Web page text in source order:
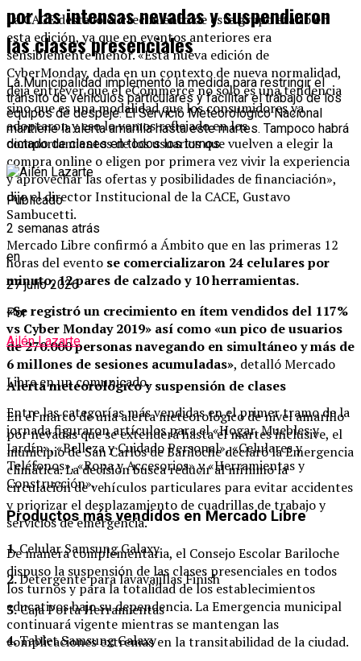
La CACE destacó el crecimiento de este grupo etario en
esta edición, ya que en eventos anteriores era
sensiblemente menor. «Esta nueva edición de
CyberMonday, dada en un contexto de nueva normalidad,
deja entrever que el eCommerce no solo es una tendencia
sino que es una modalidad que los consumidores ya
adoptaron y eso lo vemos reflejado en los
comportamientos de los usuarios que vuelven a elegir la
compra online o eligen por primera vez vivir la experiencia
y aprovechar las ofertas y posibilidades de financiación»,
dijo el director Institucional de la CACE, Gustavo
Sambucetti.
Mercado Libre confirmó a Ámbito que en las primeras 12
horas del evento se comercializaron 24 celulares por
minuto, 12 pares de calzado y 10 herramientas.
«Se registró un crecimiento en ítem vendidos del 117%
vs Cyber Monday 2019» así como «un pico de usuarios
de 270.000 personas navegando en simultáneo y más de
6 millones de sesiones acumuladas», detalló Mercado
Libre en un comunicado.
Entre las categorías más vendidas en el primer tramo de la
jornada figuraron artículos para el «Hogar, Muebles y
Jardín», «Belleza y Cuidado Personal», «Celulares y
Teléfonos», «Ropa y Accesorios» y «Herramientas y
Construcción».
Productos más vendidos en Mercado Libre
1.Celular Samsung Galaxy
2.Detergente para lavavajillas Finish
3.Caja Porta Herramientas
4.Tablet Samsung Galaxy
por las intensas nevadas y suspendieron
las clases presenciales
La Municipalidad implementó la medida para restringir el
tránsito de vehículos particulares y facilitar el trabajo de los
equipos de despeje. El Servicio Meteorológico Nacional
mantiene la alerta amarilla hasta este martes. Tampoco habrá
dictado de clases en todos los turnos.
Publicado
2 semanas atrás
en
27 julio 2026
Por
Ailén Lazarte
Alerta meteorológico y suspensión de clases
En el marco de una alerta meteorológico de nivel amarillo
por nevadas que se extenderá hasta el martes inclusive, el
municipio de San Carlos de Bariloche declaró la Emergencia
climática. La decisión busca reducir al mínimo la
circulación de vehículos particulares para evitar accidentes
y priorizar el desplazamiento de cuadrillas de trabajo y
servicios de emergencia.
De manera complementaria, el Consejo Escolar Bariloche
dispuso la suspensión de las clases presenciales en todos
los turnos y para la totalidad de los establecimientos
educativos bajo su dependencia. La Emergencia municipal
continuará vigente mientras se mantengan las
complicaciones extremas en la transitabilidad de la ciudad.